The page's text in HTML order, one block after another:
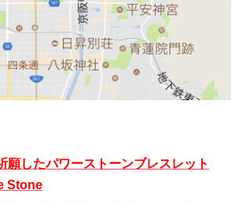
したパワーストーンブレスレット
Stone